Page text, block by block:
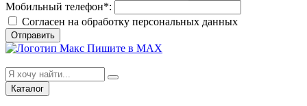
Мобильный телефон*:
Согласен на обработку персональныx данных
Отправить
Пишите в MAX
Каталог